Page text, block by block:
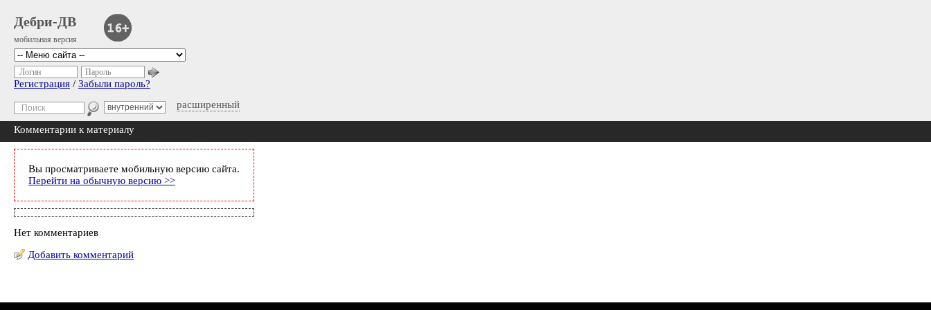
Дебри-ДВ
мобильная версия
расширенный
Логин Пароль
Регистрация / Забыли пароль?
Комментарии к материалу
Вы просматриваете мобильную версию сайта.
Перейти на обычную версию >>
Нет комментариев
Добавить комментарий